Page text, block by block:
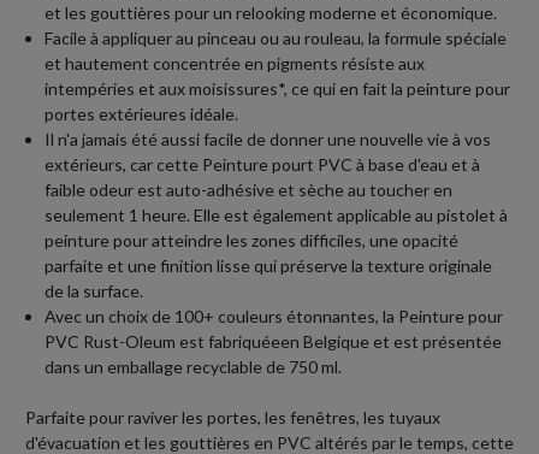
et les gouttières pour un relooking moderne et économique.
Facile à appliquer au pinceau ou au rouleau, la formule spéciale
et hautement concentrée en pigments résiste aux
intempéries et aux moisissures*, ce qui en fait la peinture pour
portes extérieures idéale.
Il n'a jamais été aussi facile de donner une nouvelle vie à vos
extérieurs, car cette Peinture pourt PVC à base d'eau et à
faible odeur est auto-adhésive et sèche au toucher en
seulement 1 heure. Elle est également applicable au pistolet à
peinture pour atteindre les zones difficiles, une opacité
parfaite et une finition lisse qui préserve la texture originale
de la surface.
Avec un choix de 100+ couleurs étonnantes, la Peinture pour
PVC Rust-Oleum est fabriquéeen Belgique et est présentée
dans un emballage recyclable de 750 ml.
Parfaite pour raviver les portes, les fenêtres, les tuyaux
d'évacuation et les gouttières en PVC altérés par le temps, cette